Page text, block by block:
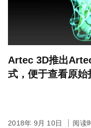
Artec 3D推出
式，便于查看原始
2018年 9月 10日 阅读